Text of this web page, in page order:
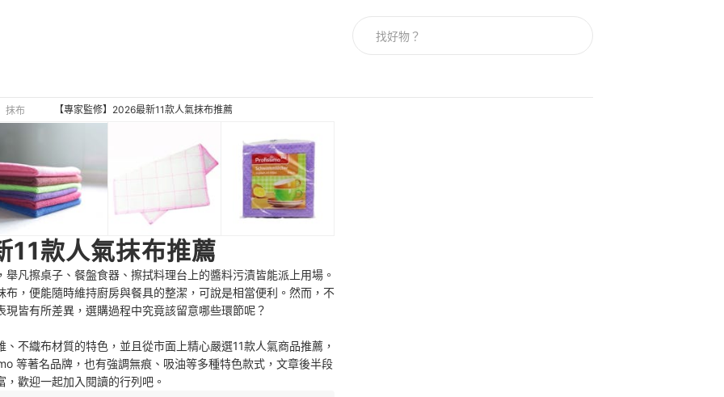
抹布 【專家監修】2026最新11款人氣抹布推薦
11款人氣抹布推薦
凡擦桌子、餐盤食器、擦拭料理台上的醬料污漬皆能派上用場。
，便能隨時維持廚房與餐具的整潔，可說是相當便利。然而，不
皆有所差異，選購過程中究竟該留意哪些環節呢？
不織布材質的特色，並且從市面上精心嚴選11款人氣商品推薦，
等著名品牌，也有強調無痕、吸油等多種特色款式，文章後半段
歡迎一起加入閱讀的行列吧。